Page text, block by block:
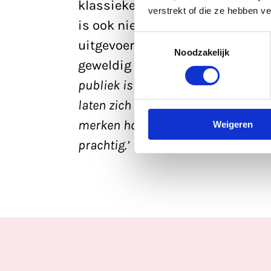
verstrekt of die ze hebben
Noodzakelijk
Weigeren
klassieke concerten, is een
is ook niet het doel. De stukken
uitgevoerd, maar in een nieuwe
geweldig indrukwekkend en
publiek is ons meest aandachtige
laten zich – vaak voor het eerst –
merken hoe ze dat ervaren. Die
prachtig.’